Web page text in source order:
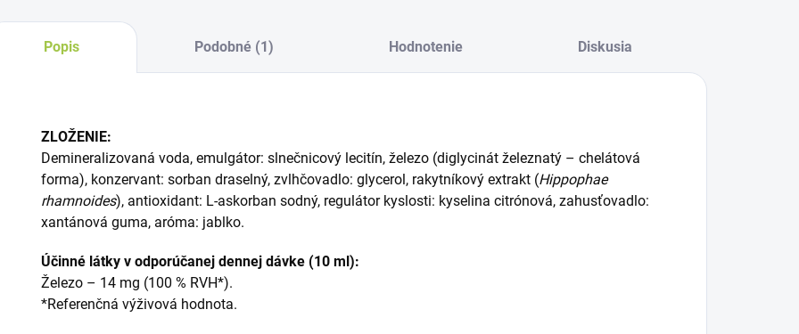
Popis Podobné (1) Hodnotenie Diskusia
ZLOŽENIE:
Demineralizovaná voda, emulgátor: slnečnicový lecitín, železo (diglycinát železnatý – chelátová
forma), konzervant: sorban draselný, zvlhčovadlo: glycerol, rakytníkový extrakt (Hippophae
rhamnoides), antioxidant: L-askorban sodný, regulátor kyslosti: kyselina citrónová, zahusťovadlo:
xantánová guma, aróma: jablko.
Účinné látky v odporúčanej dennej dávke (10 ml):
Železo – 14 mg (100 % RVH*).
*Referenčná výživová hodnota.